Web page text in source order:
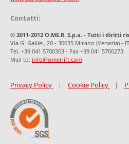
Contatti:
© 2011-2012 O.ME.R. S.p.a. - Tutti i diritti
Via G. Galilei, 20 - 30035 Mirano (Venezia) -
Tel. +39 041 5700303 - Fax +39 041 5700273
Mail to: info@omerlift.com
Privacy Policy | Cookie Policy |